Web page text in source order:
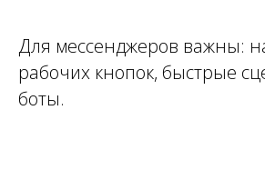
Для мессенджеров важны:
рабочих кнопок, быстрые
боты.